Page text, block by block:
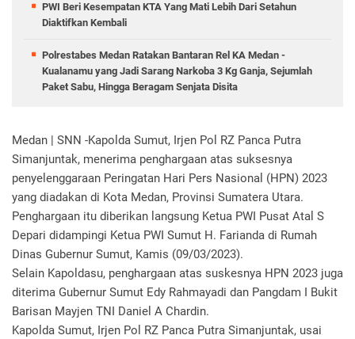
PWI Beri Kesempatan KTA Yang Mati Lebih Dari Setahun
Diaktifkan Kembali
Polrestabes Medan Ratakan Bantaran Rel KA Medan -
Kualanamu yang Jadi Sarang Narkoba 3 Kg Ganja, Sejumlah
Paket Sabu, Hingga Beragam Senjata Disita
Medan | SNN -Kapolda Sumut, Irjen Pol RZ Panca Putra
Simanjuntak, menerima penghargaan atas suksesnya
penyelenggaraan Peringatan Hari Pers Nasional (HPN) 2023
yang diadakan di Kota Medan, Provinsi Sumatera Utara.
Penghargaan itu diberikan langsung Ketua PWI Pusat Atal S
Depari didampingi Ketua PWI Sumut H. Farianda di Rumah
Dinas Gubernur Sumut, Kamis (09/03/2023).
Selain Kapoldasu, penghargaan atas suskesnya HPN 2023 juga
diterima Gubernur Sumut Edy Rahmayadi dan Pangdam I Bukit
Barisan Mayjen TNI Daniel A Chardin.
Kapolda Sumut, Irjen Pol RZ Panca Putra Simanjuntak, usai